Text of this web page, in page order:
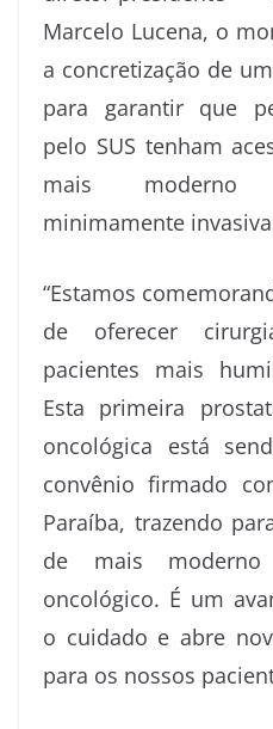
Marcelo Lucena, o
a concretização de
para garantir que
pelo SUS tenham
mais
minimamente
“Estamos
de oferecer
pacientes mais
Esta primeira
oncológica está
convênio firmado
Paraíba, trazendo
de mais
oncológico. É um
o cuidado e abre
para os nossos